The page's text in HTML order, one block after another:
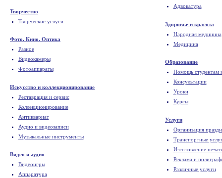
Творчество
Творческие услуги
Фото. Кино. Оптика
Разное
Видеокамеры
Фотоаппараты
Искусство и коллекционирование
Реставрация и сервис
Коллекционирование
Антиквариат
Аудио и видеозаписи
Музыкальные инструменты
Видео и аудио
Видеоигры
Аппаратура
Адвокатура
Здоровье и красота
Народная медицина
Медицина
Образование
Помощь студентам
Консультации
Уроки
Курсы
Услуги
Организация
Транспортные
Изготовление
Реклама и
Различные услуги